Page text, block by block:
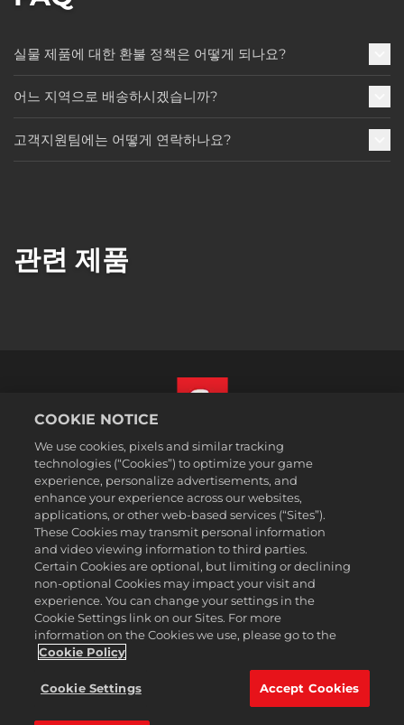
실물 제품에 대한 환불 정책은 어떻게 되나요?
어느 지역으로 배송하시겠습니까?
고객지원팀에는 어떻게 연락하나요?
관련 제품
법률
개인정보 취급방침
쿠키 정책
지원
개인정보를판매하거나공유하지마십시오
주문 검색 및 환불
2K 광고 파트너
©2016-2026 Take-Two Interactive Software Inc. 2K, Firaxis Games,
Civilization, and their respective logos are trademarks of Take-Two
Interactive Software, Inc. All rights reserved.
여기에 포함된 모든 상표는 해당 소유자의 자산입니다.
한국어
COOKIE NOTICE
We use cookies, pixels and similar tracking
technologies (“Cookies”) to optimize your game
experience, personalize advertisements, and
enhance your experience across our websites,
applications, or other web-based services (“Sites”).
These Cookies may transmit personal information
and video viewing information to third parties.
Certain Cookies are optional, but limiting or declining
non-optional Cookies may impact your visit and
experience. You can change your settings in the
Cookie Settings link on our Sites. For more
information on the Cookies we use, please go to the
Cookie Policy
Cookie Settings Accept Cookies